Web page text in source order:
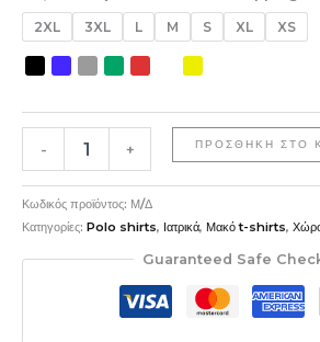
2XL 3XL L M S XL XS
- + ΠΡΟΣΘΉΚΗ ΣΤΟ
Κωδικός προϊόντος: Μ/Δ
Κατηγορίες: Polo shirts, Ιατρικά, Μακό t-shirts,
Guaranteed Safe